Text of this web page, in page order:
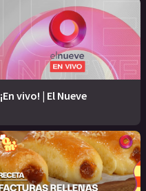
¡En vivo! | El Nueve